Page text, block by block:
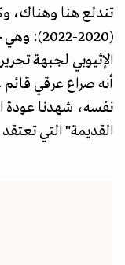
تندلع هنا وهناك،
(2020-
الإثيوبي لجبهة
أنه صراع عرقي
نفسه، شهدنا عودة
القديمة" التي